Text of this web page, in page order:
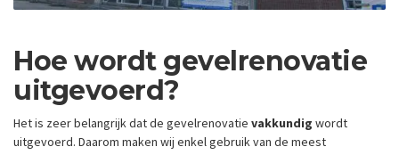
Hoe wordt gevelrenovatie
uitgevoerd?
Het is zeer belangrijk dat de gevelrenovatie vakkundig wordt
uitgevoerd. Daarom maken wij enkel gebruik van de meest